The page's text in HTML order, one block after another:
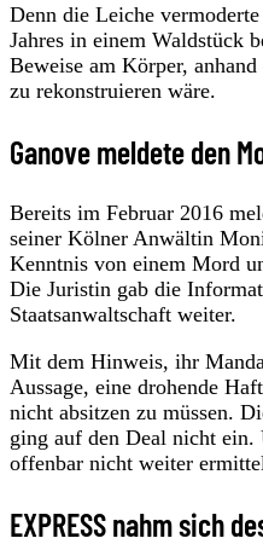
Denn die Leiche
Jahres in einem Waldstück
Beweise am Körper,
zu rekonstruieren wäre.
Ganove meldete den
Bereits im Februar 2016
seiner Kölner Anwältin
Kenntnis von einem Mord
Die Juristin gab die
Staatsanwaltschaft weiter.
Mit dem Hinweis, ihr
Aussage, eine drohende
nicht absitzen zu müssen.
ging auf den Deal nicht
offenbar nicht weiter
EXPRESS nahm sich